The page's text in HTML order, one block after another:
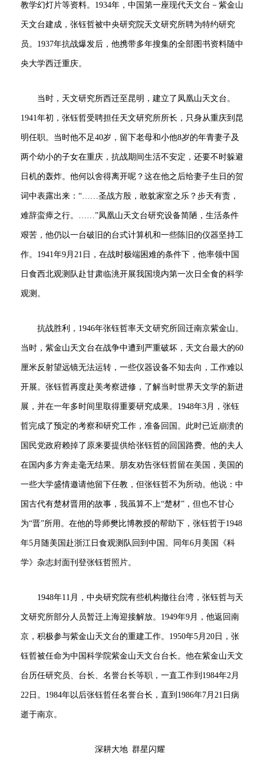
教学幻灯片等资料。1934年，中国第一座现代天文台－紫金山
天文台建成，张钰哲被中央研究院天文研究所聘为特约研究
员。1937年抗战爆发后，他携带多年搜集的全部图书资料随中
央大学西迁重庆。
当时，天文研究所西迁至昆明，建立了凤凰山天文台。
1941年初，张钰哲受聘担任天文研究所所长，只身从重庆到昆
明任职。当时他不足40岁，留下老母和小他8岁的年青妻子及
两个幼小的子女在重庆，抗战期间生活不安定，还要不时躲避
日机的轰炸。他何以舍得离开呢？这在他之后给妻子生日的贺
词中表露出来：“……圣战方殷，敢躭家室之乐？步天有责，
难辞蛮瘴之行。……”凤凰山天文台研究设备简陋，生活条件
艰苦，他仍以一台破旧的台式计算机和一些陈旧的仪器坚持工
作。1941年9月21日，在战时极端困难的条件下，他率领中国
日食西北观测队赴甘肃临洮开展我国境内第一次日全食的科学
观测。
抗战胜利，1946年张钰哲率天文研究所回迁南京紫金山。
当时，紫金山天文台在战争中遭到严重破坏，天文台最大的60
厘米反射望远镜无法运转，一些仪器设备不知去向，工作难以
开展。张钰哲再度赴美考察进修，了解当时世界天文学的新进
展，并在一年多时间里取得重要研究成果。1948年3月，张钰
哲完成了预定的考察和研究工作，准备回国。此时已近崩溃的
国民党政府赖掉了原来要提供给张钰哲的回国路费。他的夫人
在国内多方奔走毫无结果。朋友劝告张钰哲留在美国，美国的
一些大学盛情邀请他留下任教，但张钰哲不为所动。他说：中
国古代有楚材晋用的故事，我虽算不上“楚材”，但也不甘心
为“晋”所用。在他的导师樊比博教授的帮助下，张钰哲于1948
年5月随美国赴浙江日食观测队回到中国。同年6月美国《科
学》杂志封面刊登张钰哲照片。
1948年11月，中央研究院有些机构撤往台湾，张钰哲与天
文研究所部分人员暂迁上海迎接解放。1949年9月，他返回南
京，积极参与紫金山天文台的重建工作。1950年5月20日，张
钰哲被任命为中国科学院紫金山天文台台长。他在紫金山天文
台历任研究员、台长、名誉台长等职，一直工作到1984年2月
22日。1984年以后张钰哲任名誉台长，直到1986年7月21日病
逝于南京。
深耕大地 群星闪耀